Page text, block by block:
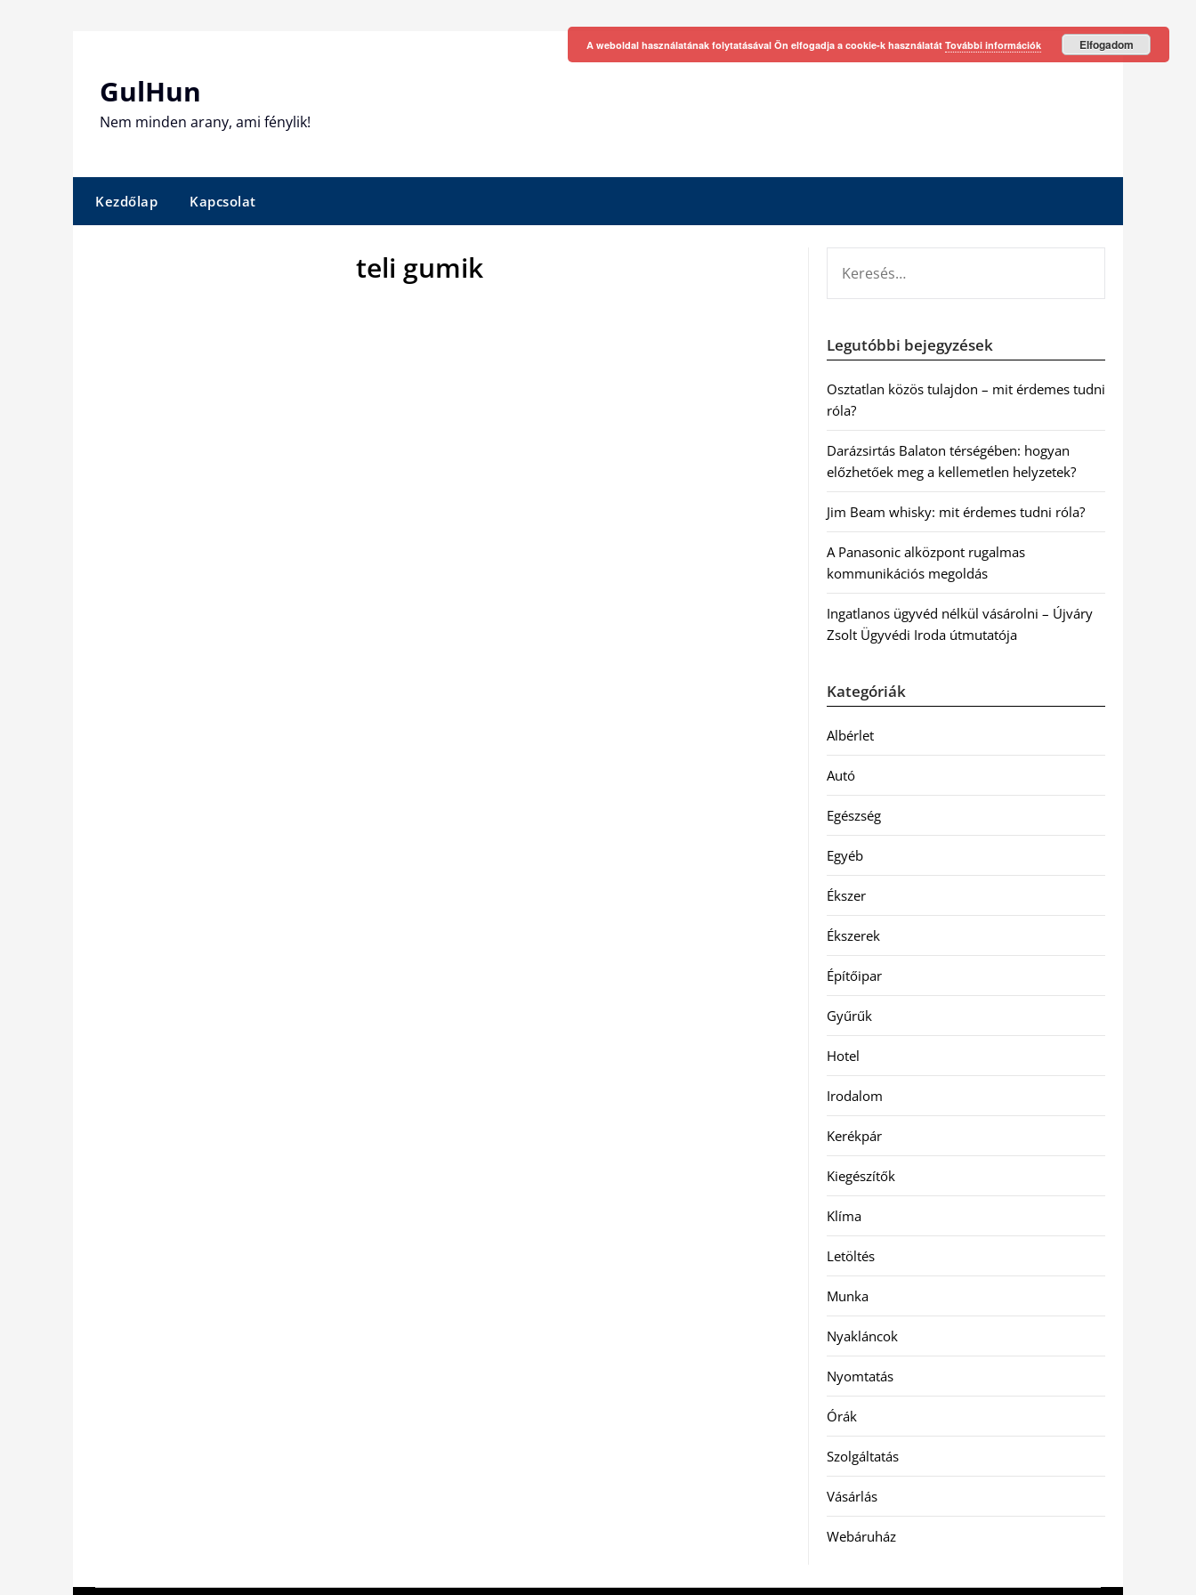
GulHun
Nem minden arany, ami fénylik!
Kezdőlap Kapcsolat
teli gumik
Legutóbbi bejegyzések
Osztatlan közös tulajdon – mit érdemes tudni
róla?
Darázsirtás Balaton térségében: hogyan
előzhetőek meg a kellemetlen helyzetek?
Jim Beam whisky: mit érdemes tudni róla?
A Panasonic alközpont rugalmas
kommunikációs megoldás
Ingatlanos ügyvéd nélkül vásárolni – Újváry
Zsolt Ügyvédi Iroda útmutatója
Kategóriák
Albérlet
Autó
Egészség
Egyéb
Ékszer
Ékszerek
Építőipar
Gyűrűk
Hotel
Irodalom
Kerékpár
Kiegészítők
Klíma
Letöltés
Munka
Nyakláncok
Nyomtatás
Órák
Szolgáltatás
Vásárlás
Webáruház
A weboldal használatának folytatásával Ön elfogadja a cookie-k használatát További információk Elfogadom